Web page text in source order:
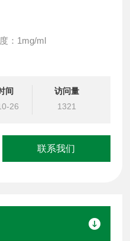
1mg/ml
间
26
访问量
1321
联系我们